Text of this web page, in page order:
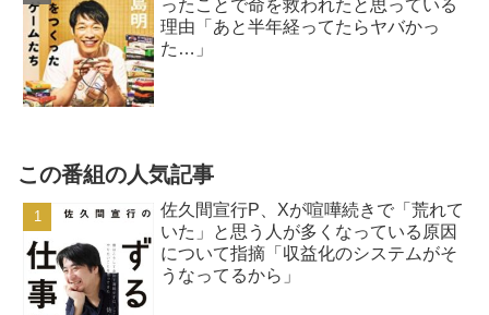
ったことで命を救われたと思っている
理由「あと半年経ってたらヤバかっ
た…」
この番組の人気記事
佐久間宣行P、Xが喧嘩続きで「荒れて
いた」と思う人が多くなっている原因
について指摘「収益化のシステムがそ
うなってるから」